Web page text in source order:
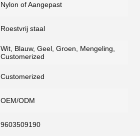
Nylon of Aangepast
Roestvrij staal
Wit, Blauw, Geel, Groen, Mengeling,
Customerized
Customerized
OEM/ODM
9603509190